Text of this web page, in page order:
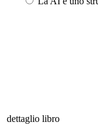
dettaglio libro